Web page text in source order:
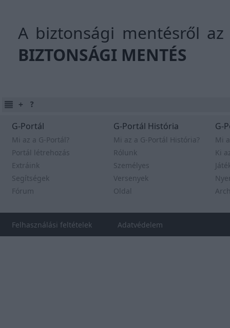
A biztonsági mentésről
BIZTONSÁGI MENTÉS
G-Portál
Mi az a G-Portál?
Portál létrehozás
Extráink
Segítségek
Fórum
G-Portál História
Mi az a G-Portál História?
Rólunk
Személyes
Versenyek
Oldal
G-
Mi
Ki
Felhasználási feltételek Adatvédelem